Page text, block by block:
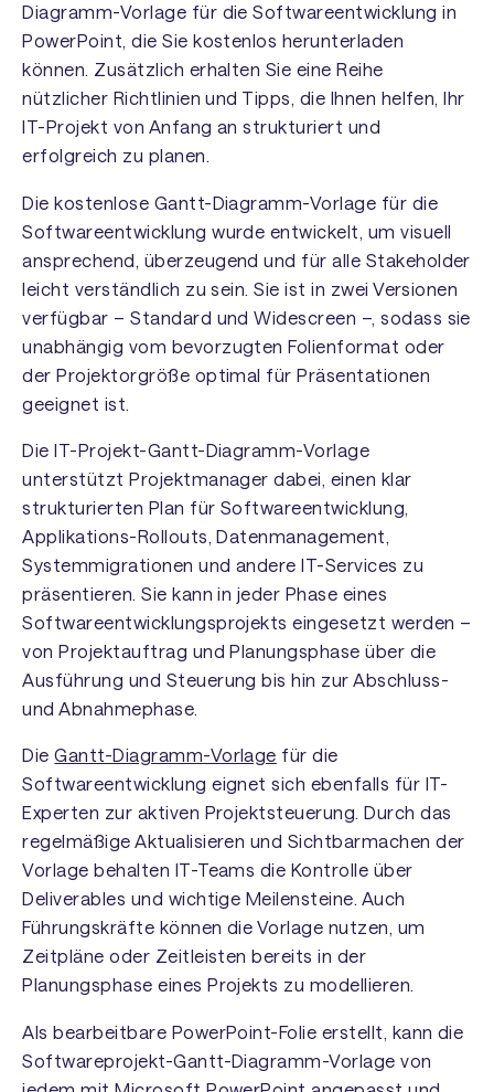
Diagramm-Vorlage für die Softwareentwicklung in
PowerPoint, die Sie kostenlos herunterladen
können. Zusätzlich erhalten Sie eine Reihe
nützlicher Richtlinien und Tipps, die Ihnen helfen, Ihr
IT-Projekt von Anfang an strukturiert und
erfolgreich zu planen.
Die kostenlose Gantt-Diagramm-Vorlage für die
Softwareentwicklung wurde entwickelt, um visuell
ansprechend, überzeugend und für alle Stakeholder
leicht verständlich zu sein. Sie ist in zwei Versionen
verfügbar – Standard und Widescreen –, sodass sie
unabhängig vom bevorzugten Folienformat oder
der Projektorgröße optimal für Präsentationen
geeignet ist.
Die IT-Projekt-Gantt-Diagramm-Vorlage
unterstützt Projektmanager dabei, einen klar
strukturierten Plan für Softwareentwicklung,
Applikations-Rollouts, Datenmanagement,
Systemmigrationen und andere IT-Services zu
präsentieren. Sie kann in jeder Phase eines
Softwareentwicklungsprojekts eingesetzt werden –
von Projektauftrag und Planungsphase über die
Ausführung und Steuerung bis hin zur Abschluss-
und Abnahmephase.
DieGantt-Diagramm-Vorlage für die
Softwareentwicklung eignet sich ebenfalls für IT-
Experten zur aktiven Projektsteuerung. Durch das
regelmäßige Aktualisieren und Sichtbarmachen der
Vorlage behalten IT-Teams die Kontrolle über
Deliverables und wichtige Meilensteine. Auch
Führungskräfte können die Vorlage nutzen, um
Zeitpläne oder Zeitleisten bereits in der
Planungsphase eines Projekts zu modellieren.
Als bearbeitbare PowerPoint-Folie erstellt, kann die
Softwareprojekt-Gantt-Diagramm-Vorlage von